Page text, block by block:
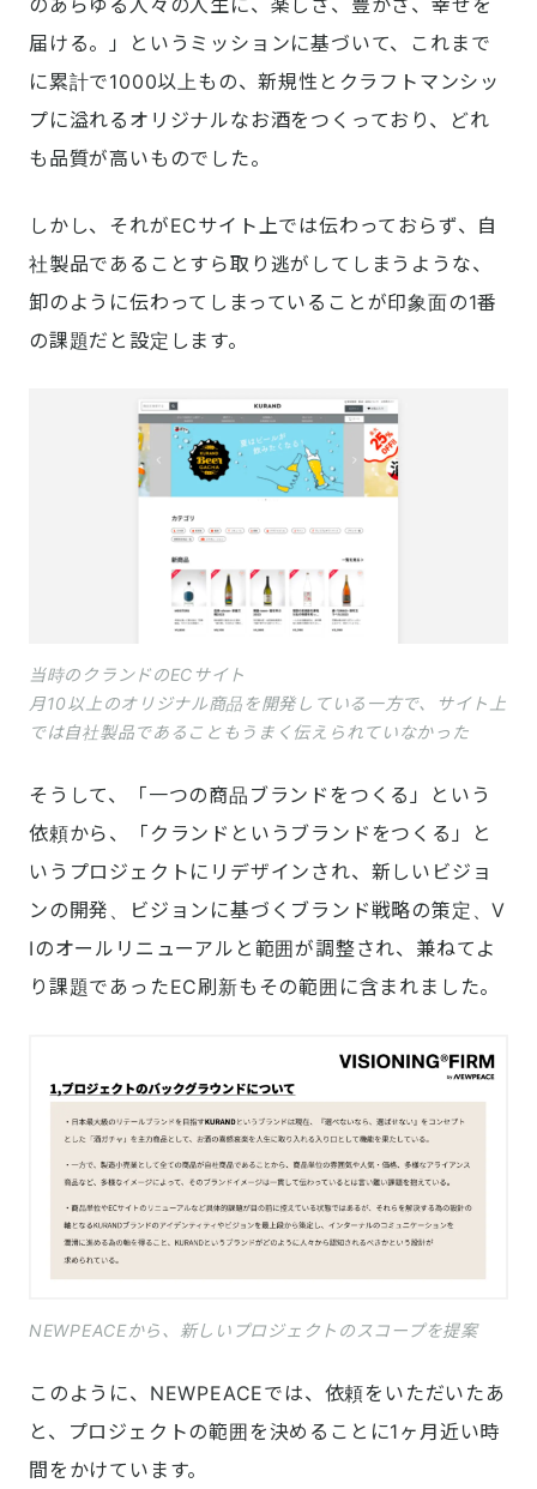
のあらゆる人々の人生に、楽しさ、豊かさ、幸せを
届ける。」というミッションに基づいて、これまで
に累計で1000以上もの、新規性とクラフトマンシッ
プに溢れるオリジナルなお酒をつくっており、どれ
も品質が高いものでした。
しかし、それがECサイト上では伝わっておらず、自
社製品であることすら取り逃がしてしまうような、
卸のように伝わってしまっていることが印象面の1番
の課題だと設定します。
当時のクランドのECサイト
月10以上のオリジナル商品を開発している一方で、サイト上
では自社製品であることもうまく伝えられていなかった
そうして、「一つの商品ブランドをつくる」という
依頼から、「クランドというブランドをつくる」と
いうプロジェクトにリデザインされ、新しいビジョ
ンの開発、ビジョンに基づくブランド戦略の策定、V
Iのオールリニューアルと範囲が調整され、兼ねてよ
り課題であったEC刷新もその範囲に含まれました。
NEWPEACEから、新しいプロジェクトのスコープを提案
このように、NEWPEACEでは、依頼をいただいたあ
と、プロジェクトの範囲を決めることに1ヶ月近い時
間をかけています。